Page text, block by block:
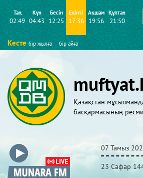
Таң
02:49
Күн
04:43
Бесін
12:25
Екінті
17:36
Ақшам
19:56
Құптан
21:50
Кесте бір жылға бір айға
Қазақстан
басқармасының
07 Тамыз
23 Сафар